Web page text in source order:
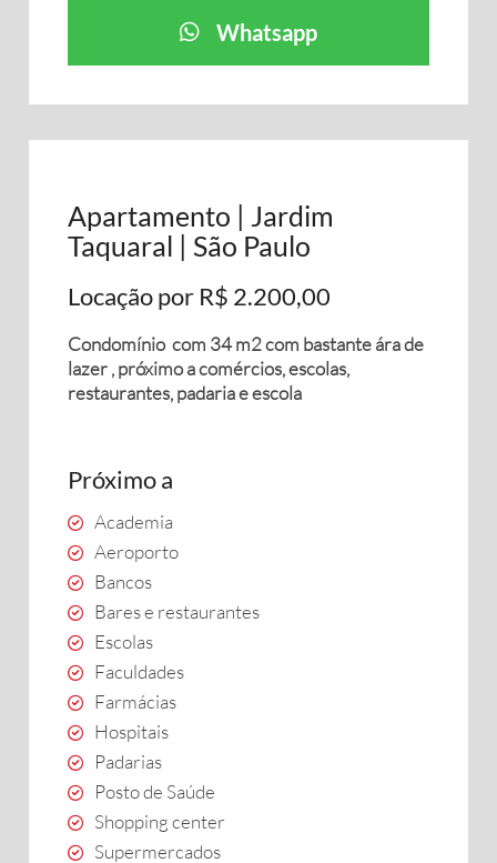
Whatsapp
Apartamento | Jardim
Taquaral | São Paulo
Locação por R$ 2.200,00
Condomínio com 34 m2 com bastante ára de
lazer , próximo a comércios, escolas,
restaurantes, padaria e escola
Próximo a
Academia
Aeroporto
Bancos
Bares e restaurantes
Escolas
Faculdades
Farmácias
Hospitais
Padarias
Posto de Saúde
Shopping center
Supermercados